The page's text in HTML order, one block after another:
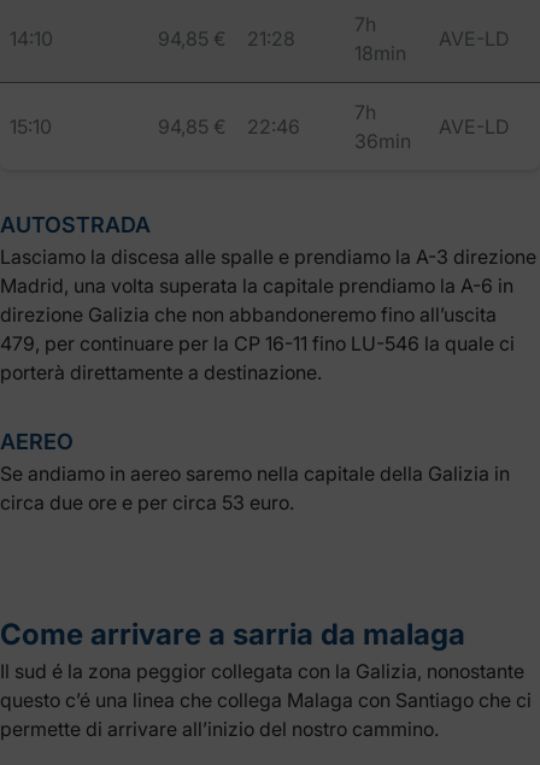
14:10 94,85 € 21:28
7h
18min
AVE-LD
15:10 94,85 € 22:46
7h
36min
AVE-LD
AUTOSTRADA
Lasciamo la discesa alle spalle e prendiamo la A-3 direzione
Madrid, una volta superata la capitale prendiamo la A-6 in
direzione Galizia che non abbandoneremo fino all’uscita
479, per continuare per la CP 16-11 fino LU-546 la quale ci
porterà direttamente a destinazione.
AEREO
Se andiamo in aereo saremo nella capitale della Galizia in
circa due ore e per circa 53 euro.
Come arrivare a sarria da malaga
Il sud é la zona peggior collegata con la Galizia, nonostante
questo c’é una linea che collega Malaga con Santiago che ci
permette di arrivare all’inizio del nostro cammino.